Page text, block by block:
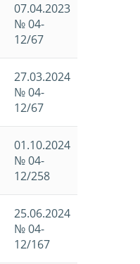
07.04.2023
№ 04-
12/67
27.03.2024
№ 04-
12/67
01.10.2024
№ 04-
12/258
25.06.2024
№ 04-
12/167